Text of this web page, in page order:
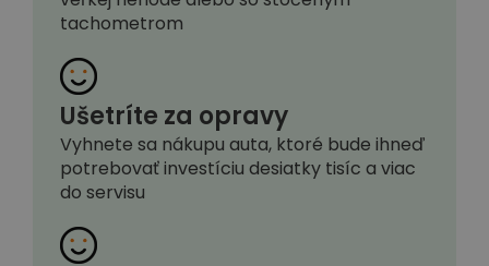
tachometrom
Ušetríte za opravy
Vyhnete sa nákupu auta, ktoré bude ihneď
potrebovať investíciu desiatky tisíc a viac
do servisu